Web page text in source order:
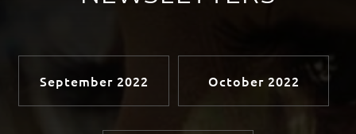
September 2022 October 2022